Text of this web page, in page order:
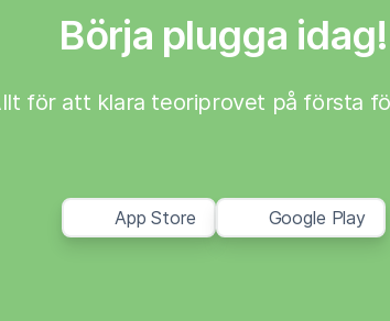
Börja plugga idag!
för att klara teoriprovet på första
App Store Google Play